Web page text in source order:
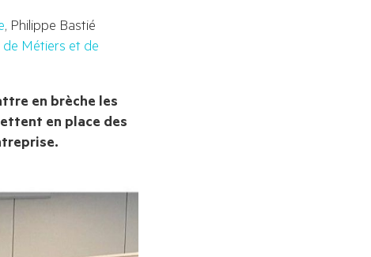
, Philippe Bastié
de Métiers et de
en brèche les
en place des